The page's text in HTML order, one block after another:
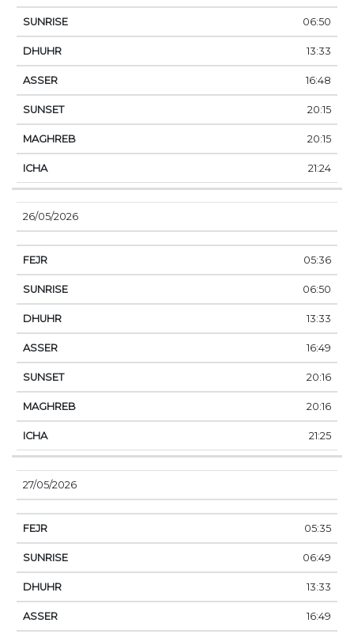
06:50
13:33
16:48
20:15
20:15
21:24
26/05/2026
05:36
06:50
13:33
16:49
20:16
20:16
21:25
27/05/2026
05:35
06:49
13:33
16:49